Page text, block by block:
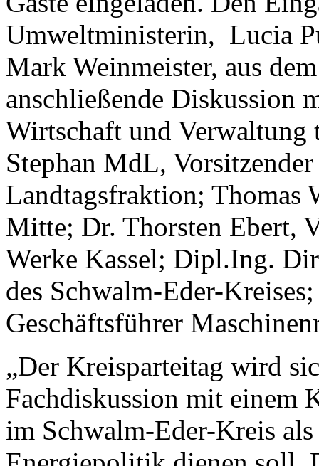
Umweltministerin, Lucia
Mark Weinmeister, aus
anschließende Diskussion
Wirtschaft und Verwaltung
Stephan MdL,
Landtagsfraktion; Thomas
Mitte; Dr. Thorsten Ebert,
Werke Kassel; Dipl.Ing.
des Schwalm-Eder-
Geschäftsführer
„Der Kreisparteitag wird
Fachdiskussion mit einem
im Schwalm-Eder-Kreis